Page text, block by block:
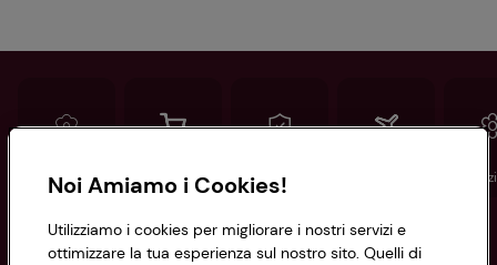
Conad Spesa online Assicurazioni
Informazioni
Noi Amiamo i Cookies!
Utilizziamo i cookies per migliorare i nostri servizi e
ottimizzare la tua esperienza sul nostro sito. Quelli di